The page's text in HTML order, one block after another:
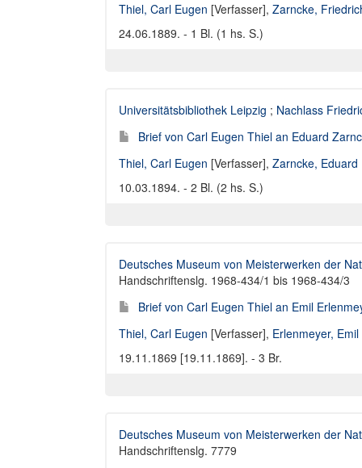
Thiel, Carl Eugen [Verfasser], Zarncke,
24.06.1889. - 1 Bl. (1 hs. S.)
Universitätsbibliothek Leipzig ; Nachlass
Brief von Carl Eugen Thiel an Eduard
Thiel, Carl Eugen [Verfasser], Zarncke,
10.03.1894. - 2 Bl. (2 hs. S.)
Deutsches Museum von Meisterwerken der
Handschriftenslg. 1968-434/1 bis 1968-434/3
Brief von Carl Eugen Thiel an Emil
Thiel, Carl Eugen [Verfasser], Erlenmeyer,
19.11.1869 [19.11.1869]. - 3 Br.
Deutsches Museum von Meisterwerken der
Handschriftenslg. 7779